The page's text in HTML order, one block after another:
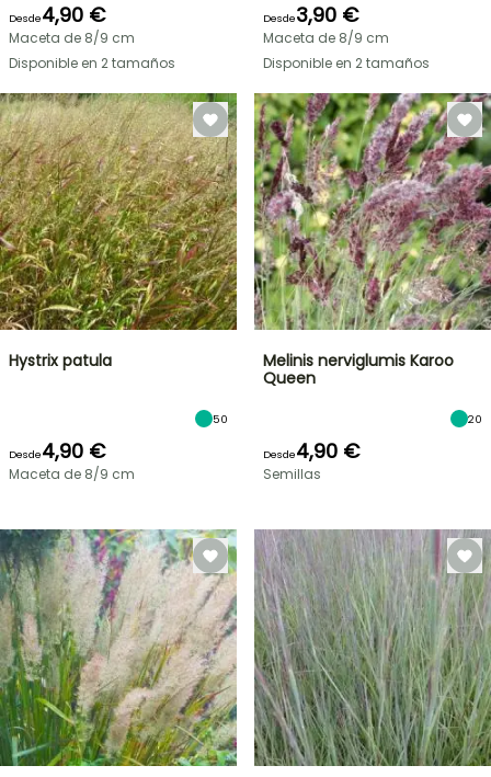
Desde4,90 €
Maceta de 8/9 cm
Disponible en 2 tamaños
Desde3,90 €
Maceta de 8/9 cm
Disponible en 2 tamaños
Hystrix patula
50
Desde4,90 €
Maceta de 8/9 cm
Melinis nerviglumis Karoo
Queen
20
Desde4,90 €
Semillas